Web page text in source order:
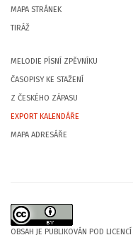
MAPA STRÁNEK
TIRÁŽ
MELODIE PÍSNÍ ZPĚVNÍKU
ČASOPISY KE STAŽENÍ
Z ČESKÉHO ZÁPASU
EXPORT KALENDÁŘE
MAPA ADRESÁŘE
OBSAH JE PUBLIKOVÁN POD LICENCÍ